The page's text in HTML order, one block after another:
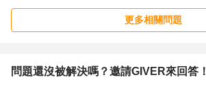
更多相關問題
問題還沒被解決嗎？邀請GIVER來回答！